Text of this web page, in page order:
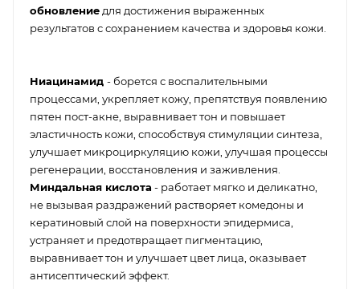
обновление для достижения выраженных
результатов с сохранением качества и здоровья кожи.
Ниацинамид - борется с воспалительными
процессами, укрепляет кожу, препятствуя появлению
пятен пост-акне, выравнивает тон и повышает
эластичность кожи, способствуя стимуляции синтеза,
улучшает микроциркуляцию кожи, улучшая процессы
регенерации, восстановления и заживления.
Миндальная кислота - работает мягко и деликатно,
не вызывая раздражений растворяет комедоны и
кератиновый слой на поверхности эпидермиса,
устраняет и предотвращает пигментацию,
выравнивает тон и улучшает цвет лица, оказывает
антисептический эффект.